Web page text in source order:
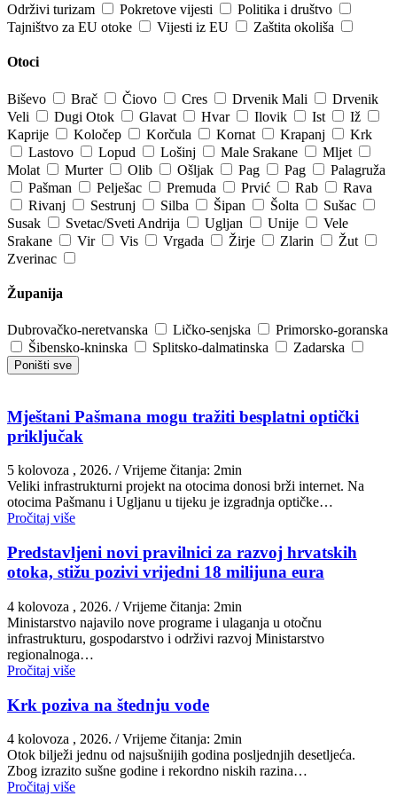
Održivi turizam
Pokretove vijesti
Politika i društvo
Tajništvo za EU otoke
Vijesti iz EU Zaštita okoliša
Otoci
Biševo Brač Čiovo Cres Drvenik Mali
Drvenik
Veli
Dugi Otok Glavat Hvar Ilovik Ist
Iž
Kaprije
Koločep Korčula Kornat Krapanj
Krk
Lastovo
Lopud Lošinj Male Srakane
Mljet
Molat
Murter Olib Ošljak Pag Pag
Palagruža
Pašman
Pelješac Premuda Prvić Rab
Rava
Rivanj
Sestrunj Silba Šipan Šolta
Sušac
Susak
Svetac/Sveti Andrija Ugljan Unije
Vele
Srakane
Vir Vis Vrgada Žirje Zlarin
Žut
Zverinac
Županija
Dubrovačko-neretvanska Ličko-senjska
Primorsko-goranska
Šibensko-kninska
Splitsko-dalmatinska Zadarska
Poništi sve
Mještani Pašmana mogu tražiti besplatni optički
priključak
5 kolovoza , 2026. / Vrijeme čitanja: 2min
Veliki infrastrukturni projekt na otocima donosi brži internet. Na
otocima Pašmanu i Ugljanu u tijeku je izgradnja optičke…
Pročitaj više
Predstavljeni novi pravilnici za razvoj hrvatskih
otoka, stižu pozivi vrijedni 18 milijuna eura
4 kolovoza , 2026. / Vrijeme čitanja: 2min
Ministarstvo najavilo nove programe i ulaganja u otočnu
infrastrukturu, gospodarstvo i održivi razvoj Ministarstvo
regionalnoga…
Pročitaj više
Krk poziva na štednju vode
4 kolovoza , 2026. / Vrijeme čitanja: 2min
Otok bilježi jednu od najsušnijih godina posljednjih desetljeća.
Zbog izrazito sušne godine i rekordno niskih razina…
Pročitaj više